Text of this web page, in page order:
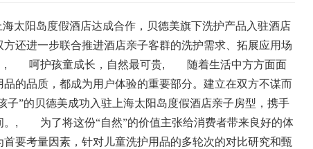
阳岛度假酒店达成合作，贝德美旗下洗护产品入驻酒店
还进一步联合推进酒店亲子客群的洗护需求、拓展应用场
, 呵护孩童成长，自然最可贵, 随着生活中方方面面
的品质，都成为用户体验的重要部分。建立在双方不谋而
子”的贝德美成功入驻上海太阳岛度假酒店亲子房型，携手
, 为了将这份“自然”的价值主张给消费者带来良好的体
要考量因素，针对儿童洗护用品的多轮次的对比研究和甄